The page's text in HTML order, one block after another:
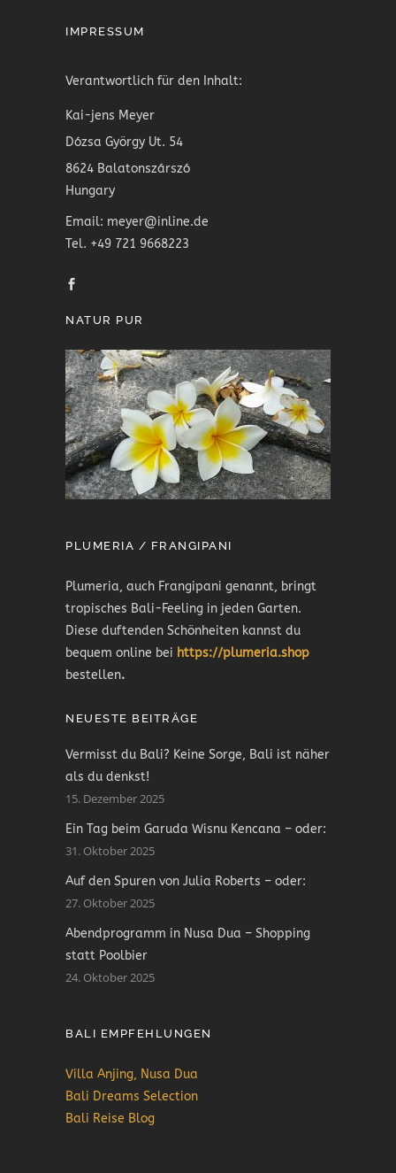
IMPRESSUM
Verantwortlich für den Inhalt:
Kai-jens Meyer
Dózsa György Ut. 54
8624 Balatonszárszó
Hungary
Email: meyer@inline.de
Tel. +49 721 9668223
NATUR PUR
PLUMERIA / FRANGIPANI
Plumeria, auch Frangipani genannt, bringt
tropisches Bali-Feeling in jeden Garten.
Diese duftenden Schönheiten kannst du
bequem online bei https://plumeria.shop
bestellen.
NEUESTE BEITRÄGE
Vermisst du Bali? Keine Sorge, Bali ist näher
als du denkst!
15. Dezember 2025
Ein Tag beim Garuda Wisnu Kencana – oder:
31. Oktober 2025
Auf den Spuren von Julia Roberts – oder:
27. Oktober 2025
Abendprogramm in Nusa Dua – Shopping
statt Poolbier
24. Oktober 2025
BALI EMPFEHLUNGEN
Villa Anjing, Nusa Dua
Bali Dreams Selection
Bali Reise Blog